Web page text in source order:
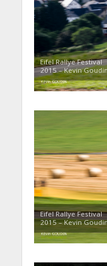
Eifel Rallye Festival
2015 – Kevin
Eifel Rallye Festival
2015 – Kevin